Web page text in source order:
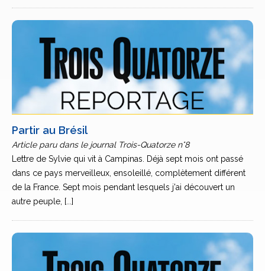
Partir au Brésil
Article paru dans le journal Trois-Quatorze n°8
Lettre de Sylvie qui vit à Campinas. Déjà sept mois ont passé
dans ce pays merveilleux, ensoleillé, complètement différent
de la France. Sept mois pendant lesquels j'ai découvert un
autre peuple, [...]